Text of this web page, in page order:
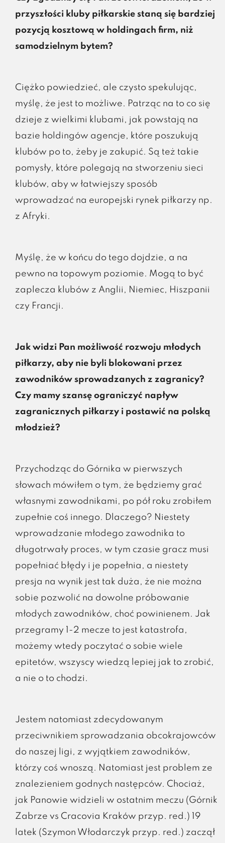
przyszłości kluby piłkarskie staną się bardziej
pozycją kosztową w holdingach firm, niż
samodzielnym bytem?
Ciężko powiedzieć, ale czysto spekulując,
myślę, że jest to możliwe. Patrząc na to co się
dzieje z wielkimi klubami, jak powstają na
bazie holdingów agencje, które poszukują
klubów po to, żeby je zakupić. Są też takie
pomysły, które polegają na stworzeniu sieci
klubów, aby w łatwiejszy sposób
wprowadzać na europejski rynek piłkarzy np.
z Afryki.
Myślę, że w końcu do tego dojdzie, a na
pewno na topowym poziomie. Mogą to być
zaplecza klubów z Anglii, Niemiec, Hiszpanii
czy Francji.
Jak widzi Pan możliwość rozwoju młodych
piłkarzy, aby nie byli blokowani przez
zawodników sprowadzanych z zagranicy?
Czy mamy szansę ograniczyć napływ
zagranicznych piłkarzy i postawić na polską
młodzież?
Przychodząc do Górnika w pierwszych
słowach mówiłem o tym, że będziemy grać
własnymi zawodnikami, po pół roku zrobiłem
zupełnie coś innego. Dlaczego? Niestety
wprowadzanie młodego zawodnika to
długotrwały proces, w tym czasie gracz musi
popełniać błędy i je popełnia, a niestety
presja na wynik jest tak duża, że nie można
sobie pozwolić na dowolne próbowanie
młodych zawodników, choć powinienem. Jak
przegramy 1-2 mecze to jest katastrofa,
możemy wtedy poczytać o sobie wiele
epitetów, wszyscy wiedzą lepiej jak to zrobić,
a nie o to chodzi.
Jestem natomiast zdecydowanym
przeciwnikiem sprowadzania obcokrajowców
do naszej ligi, z wyjątkiem zawodników,
którzy coś wnoszą. Natomiast jest problem ze
znalezieniem godnych następców. Chociaż,
jak Panowie widzieli w ostatnim meczu (Górnik
Zabrze vs Cracovia Kraków przyp. red.) 19
latek (Szymon Włodarczyk przyp. red.) zaczął